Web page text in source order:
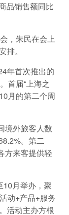
品销售额同比
，朱民在会上
排。
年首次推出的
首届“上海之
月的第二个周
外旅客人数
。第二
方来客提供轻
月举办，聚
动+产品+服务
活动主办方根